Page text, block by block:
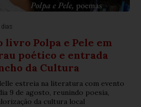
dias
livro Polpa e Pele em
poético e entrada
da Cultura
estreia na literatura com evento
9 de agosto, reunindo poesia,
da cultura local